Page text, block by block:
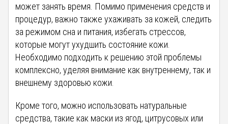
может занять время. Помимо применения средств и
процедур, важно также ухаживать за кожей, следить
за режимом сна и питания, избегать стрессов,
которые могут ухудшить состояние кожи.
Необходимо подходить к решению этой проблемы
комплексно, уделяя внимание как внутреннему, так и
внешнему здоровью кожи.
Кроме того, можно использовать натуральные
средства, такие как маски из ягод, цитрусовых или